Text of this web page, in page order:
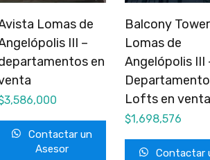
Lomas de
III –
en
3,586,000
Contactar un
Asesor
Balcony
Lomas de
Angelópolis III
Lofts en venta
$1,698,576
Contactar